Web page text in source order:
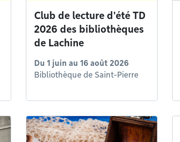
Club de lecture d'été TD
2026 des bibliothèques
de Lachine
Du 1 juin au 16 août 2026
Bibliothèque de Saint-Pierre